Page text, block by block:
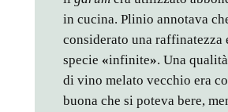
in cucina. Plinio annotava
considerato una raffinatezza
specie «infinite». Una
di vino melato vecchio era
buona che si poteva bere,